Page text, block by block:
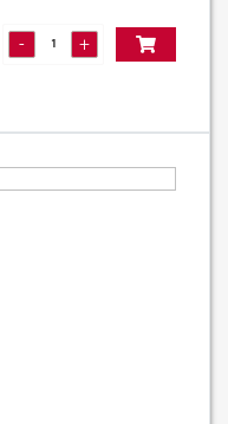
- +